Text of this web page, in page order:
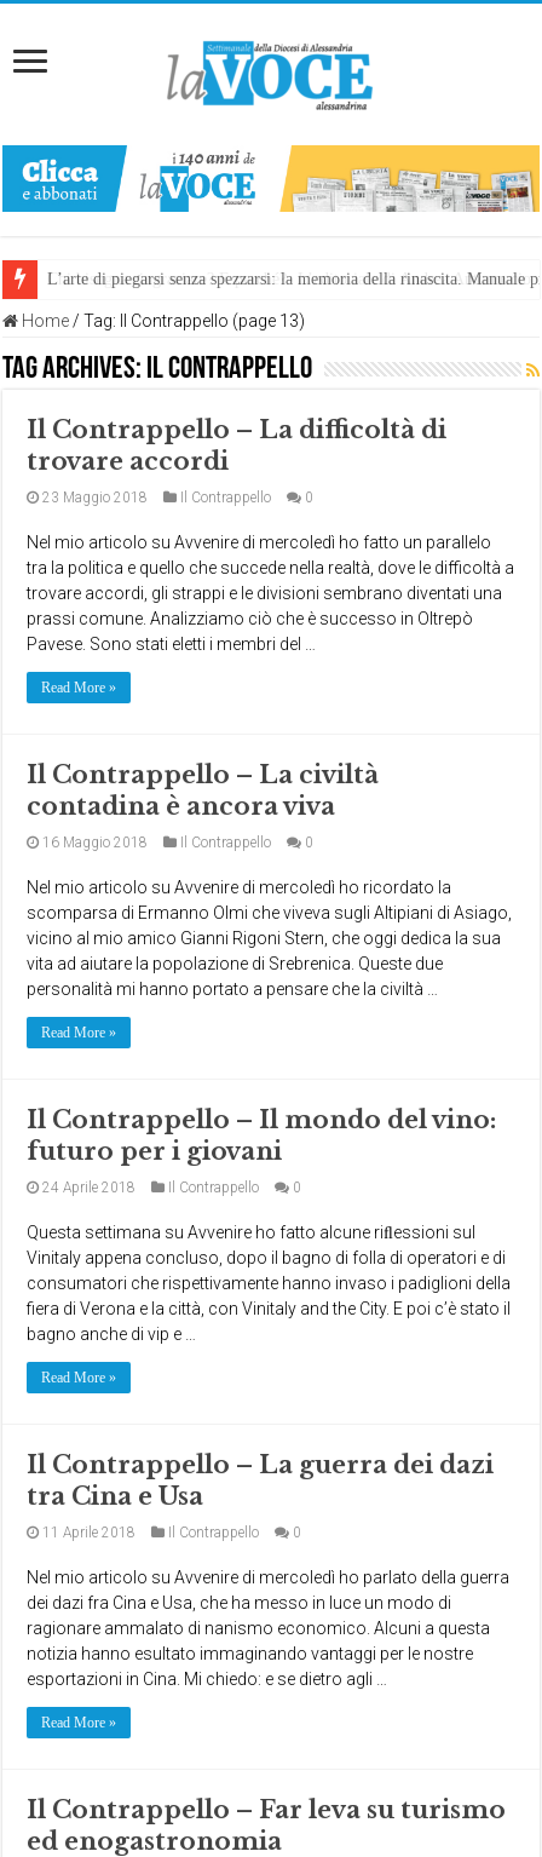
L’arte di piegarsi senza spezzarsi: la memoria della rinascita.
Home / Tag: Il Contrappello (page 13)
Tag Archives: Il Contrappello
Il Contrappello – La difficoltà di
trovare accordi
23 Maggio 2018 Il Contrappello 0
Nel mio articolo su Avvenire di mercoledì ho fatto un parallelo
tra la politica e quello che succede nella realtà, dove le difficoltà a
trovare accordi, gli strappi e le divisioni sembrano diventati una
prassi comune. Analizziamo ciò che è successo in Oltrepò
Pavese. Sono stati eletti i membri del …
Read More »
Il Contrappello – La civiltà
contadina è ancora viva
16 Maggio 2018 Il Contrappello 0
Nel mio articolo su Avvenire di mercoledì ho ricordato la
scomparsa di Ermanno Olmi che viveva sugli Altipiani di Asiago,
vicino al mio amico Gianni Rigoni Stern, che oggi dedica la sua
vita ad aiutare la popolazione di Srebrenica. Queste due
personalità mi hanno portato a pensare che la civiltà …
Read More »
Il Contrappello – Il mondo del vino:
futuro per i giovani
24 Aprile 2018 Il Contrappello 0
Questa settimana su Avvenire ho fatto alcune riﬂessioni sul
Vinitaly appena concluso, dopo il bagno di folla di operatori e di
consumatori che rispettivamente hanno invaso i padiglioni della
fiera di Verona e la città, con Vinitaly and the City. E poi c’è stato il
bagno anche di vip e …
Read More »
Il Contrappello – La guerra dei dazi
tra Cina e Usa
11 Aprile 2018 Il Contrappello 0
Nel mio articolo su Avvenire di mercoledì ho parlato della guerra
dei dazi fra Cina e Usa, che ha messo in luce un modo di
ragionare ammalato di nanismo economico. Alcuni a questa
notizia hanno esultato immaginando vantaggi per le nostre
esportazioni in Cina. Mi chiedo: e se dietro agli …
Read More »
Il Contrappello – Far leva su turismo
ed enogastronomia